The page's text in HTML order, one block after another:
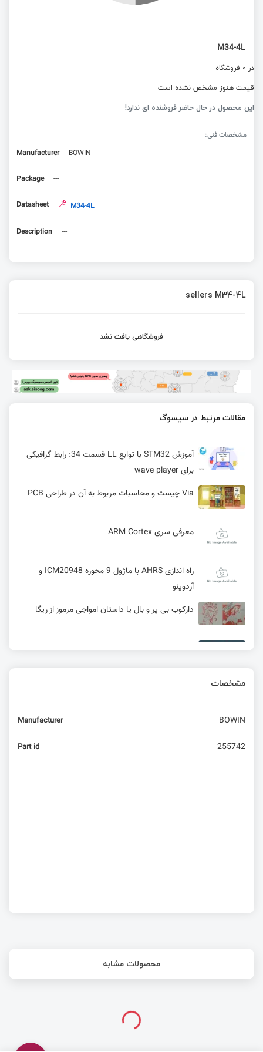
M34-4L
در 0 فروشگاه
قیمت هنوز مشخص نشده است
این محصول در حال حاضر فروشنده ای ندارد!
مشخصات فنی:
Manufacturer
BOWIN
Package ---
Datasheet M34-4L
Description ---
sellers M34-4L
فروشگاهی یافت نشد
مقالات مرتبط در سیسوگ
آموزش STM32 با توابع LL قسمت 34: رابط گرافیکی
برای wave player
Via چیست و محاسبات مربوط به آن در طراحی PCB
معرفی سری ARM Cortex
راه اندازی AHRS با ماژول 9 محوره ICM20948 و
آردوینو
دارکوب بی پر و بال یا داستان امواجی مرموز از ریگا
بررسی رزبری پای پیکو و معرفی طراحی جدید با نام
مشخصات
Manufacturer BOWIN
Part id 255742
محصولات مشابه